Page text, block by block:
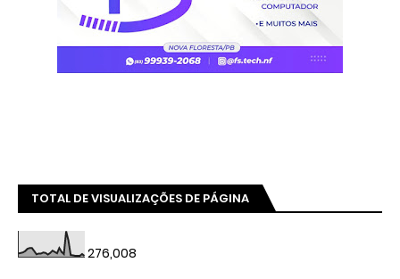
TOTAL DE VISUALIZAÇÕES DE PÁGINA
276,008